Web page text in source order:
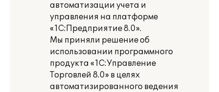
автоматизации учета и
управления на платформе
«1С:Предприятие 8.0».
Мы приняли решение об
использовании программного
продукта «1С:Управление
Торговлей 8.0» в целях
автоматизированного ведения